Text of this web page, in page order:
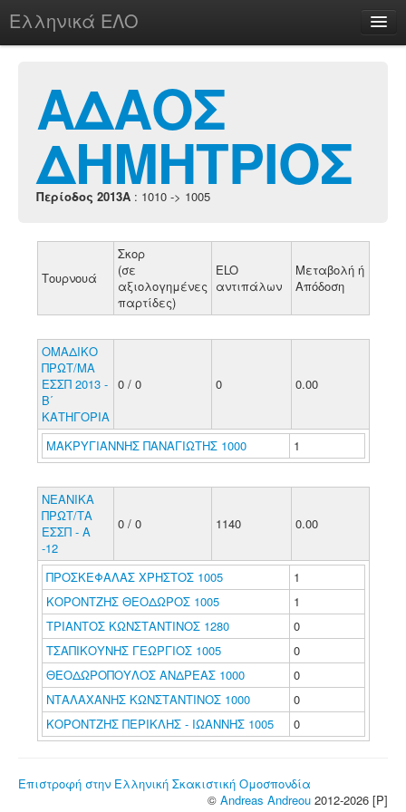
Ελληνικά ΕΛΟ
chesstu.be @ discord
Login
ΑΔΑΟΣ
ΔΗΜΗΤΡΙΟΣ
Περίοδος 2013A : 1010 -> 1005
Τουρνουά
Σκορ
(σε
αξιολογημένες
παρτίδες)
ELO
αντιπάλων
Μεταβολή ή
Απόδοση
ΟΜΑΔΙΚΟ
ΠΡΩΤ/ΜΑ
ΕΣΣΠ 2013 -
Β΄
ΚΑΤΗΓΟΡΙΑ
0 / 0 0 0.00
ΜΑΚΡΥΓΙΑΝΝΗΣ ΠΑΝΑΓΙΩΤΗΣ 1000 1
ΝΕΑΝΙΚΑ
ΠΡΩΤ/ΤΑ
ΕΣΣΠ - Α
-12
0 / 0 1140 0.00
ΠΡΟΣΚΕΦΑΛΑΣ ΧΡΗΣΤΟΣ 1005
1
ΚΟΡΟΝΤΖΗΣ ΘΕΟΔΩΡΟΣ 1005
1
ΤΡΙΑΝΤΟΣ ΚΩΝΣΤΑΝΤΙΝΟΣ 1280
0
ΤΣΑΠΙΚΟΥΝΗΣ ΓΕΩΡΓΙΟΣ 1005
0
ΘΕΟΔΩΡΟΠΟΥΛΟΣ ΑΝΔΡΕΑΣ 1000
0
ΝΤΑΛΑΧΑΝΗΣ ΚΩΝΣΤΑΝΤΙΝΟΣ 1000
0
ΚΟΡΟΝΤΖΗΣ ΠΕΡΙΚΛΗΣ - ΙΩΑΝΝΗΣ 1005
0
Επιστροφή στην Ελληνική Σκακιστική Ομοσπονδία
© Andreas Andreou 2012-2026 [P]